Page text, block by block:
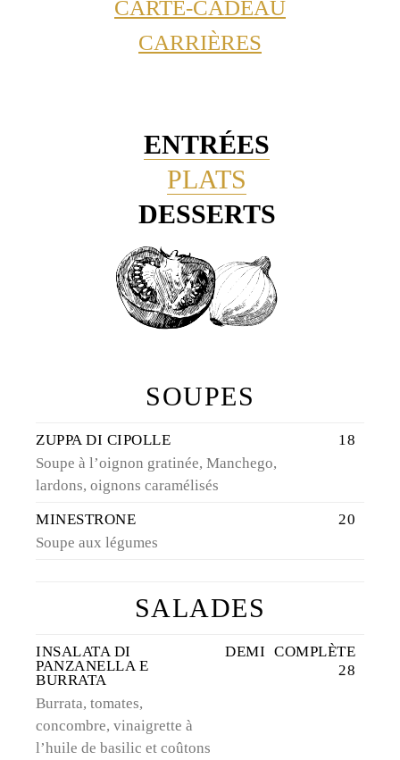
CARTE-CADEAU
CARRIÈRES
SOUPES
ZUPPA DI CIPOLLE
Soupe à l’oignon gratinée, Manchego,
lardons, oignons caramélisés
18
MINESTRONE
Soupe aux légumes
20
SALADES
INSALATA DI
PANZANELLA E
BURRATA
Burrata, tomates,
concombre, vinaigrette à
l’huile de basilic et coûtons
DEMI COMPLÈTE
28
ENTRÉES
PLATS
DESSERTS